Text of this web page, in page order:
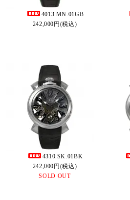
4013.MN.01GB
242,000円(税込)
4310.SK.01BK
242,000円(税込)
SOLD OUT